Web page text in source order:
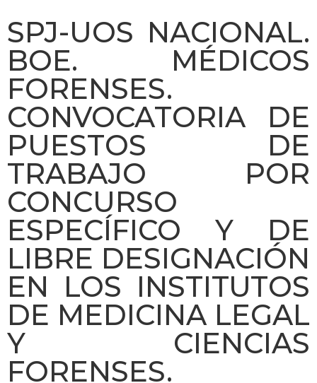
SPJ-UOS NACIONAL.
BOE. MÉDICOS
FORENSES.
CONVOCATORIA DE
PUESTOS DE
TRABAJO POR
CONCURSO
ESPECÍFICO Y DE
LIBRE DESIGNACIÓN
EN LOS INSTITUTOS
DE MEDICINA LEGAL
Y CIENCIAS
FORENSES.